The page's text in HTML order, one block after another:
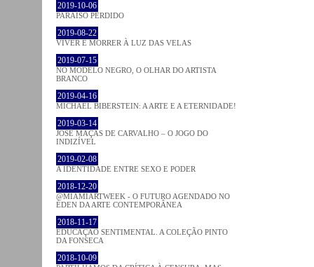
2019-10-06
PARAÍSO PERDIDO
2019-08-22
VIVER E MORRER À LUZ DAS VELAS
2019-07-15
NO MODELO NEGRO, O OLHAR DO ARTISTA
BRANCO
2019-04-16
MICHAEL BIBERSTEIN: A ARTE E A ETERNIDADE!
2019-03-14
JOSÉ MAÇÃS DE CARVALHO – O JOGO DO
INDIZÍVEL
2019-02-08
A IDENTIDADE ENTRE SEXO E PODER
2018-12-20
@MIAMIARTWEEK - O FUTURO AGENDADO NO
ÉDEN DA ARTE CONTEMPORÂNEA
2018-11-17
EDUCAÇÃO SENTIMENTAL. A COLEÇÃO PINTO
DA FONSECA
2018-10-09